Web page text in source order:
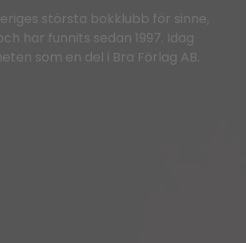
största bokklubb för sinne,
har funnits sedan 1997. Idag
som en del i Bra Förlag AB.